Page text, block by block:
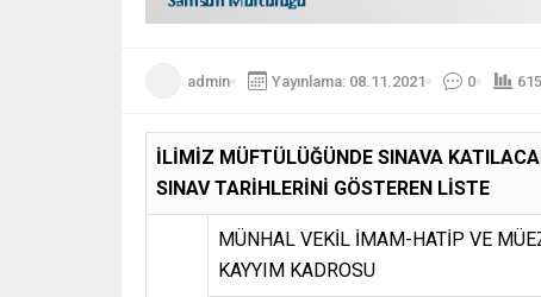
admin Yayınlama: 08.11.2021 0 615
İLİMİZ MÜFTÜLÜĞÜNDE SINAVA
SINAV TARİHLERİNİ GÖSTEREN LİSTE
MÜNHAL VEKİL İMAM-HATİP VE
KAYYIM KADROSU